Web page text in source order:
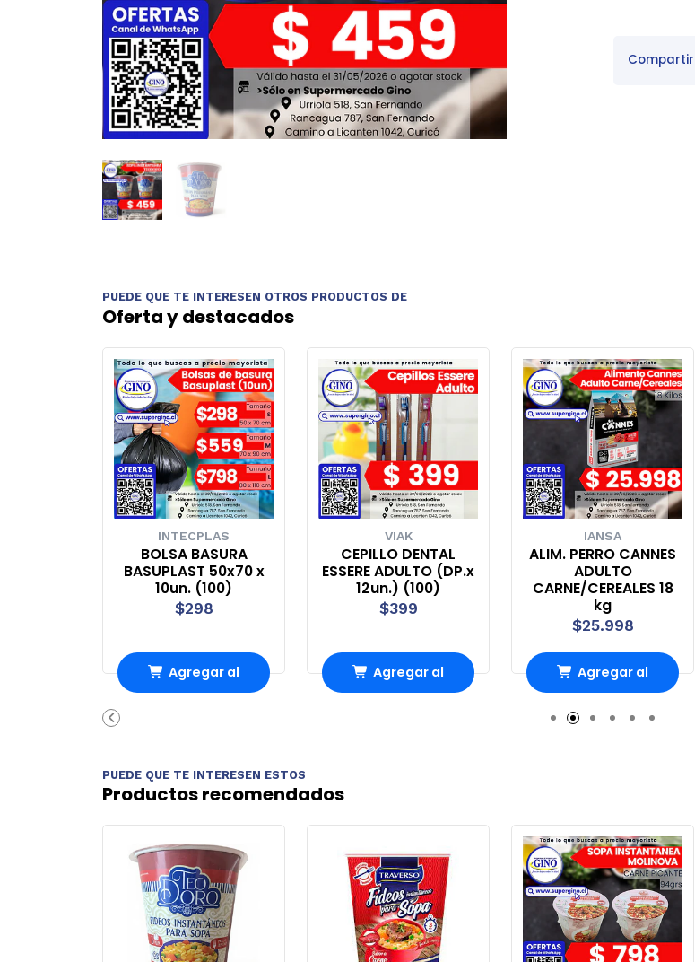
PUEDE QUE TE INTERESEN OTROS PRODUCTOS DE
Oferta y destacados
INTECPLAS
BOLSA BASURA
BASUPLAST 50x70 x
10un. (100)
$298
Agregar al
VIAK
CEPILLO DENTAL
ESSERE ADULTO (DP.x
12un.) (100)
$399
Agregar al
IANSA
ALIM. PERRO CANNES
ADULTO
CARNE/CEREALES 18
kg
$25.998
Agregar al
Carro
PUEDE QUE TE INTERESEN ESTOS
Productos recomendados